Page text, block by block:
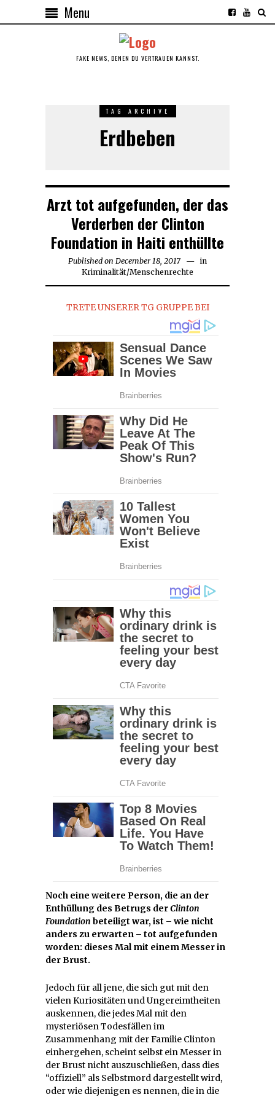
Menu
FAKE NEWS, DENEN DU VERTRAUEN KANNST.
TAG ARCHIVE
Erdbeben
Arzt tot aufgefunden, der das
Verderben der Clinton
Foundation in Haiti enthüllte
Published on December 18, 2017
in
Kriminalität/Menschenrechte
TRETE UNSERER TG GRUPPE BEI
Noch eine weitere Person, die an der
Enthüllung des Betrugs derClinton
Foundation beteiligt war, ist – wie nicht
anders zu erwarten – tot aufgefunden
worden: dieses Mal mit einem Messer in
der Brust.
Jedoch für all jene, die sich gut mit den
vielen Kuriositäten und Ungereimtheiten
auskennen, die jedes Mal mit den
mysteriösen Todesfällen im
Zusammenhang mit der Familie Clinton
einhergehen, scheint selbst ein Messer in
der Brust nicht auszuschließen, dass dies
“offiziell” als Selbstmord dargestellt wird,
oder wie diejenigen es nennen, die in die